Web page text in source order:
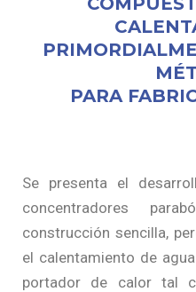
PARA
Se presenta el
concentradores
construcción sencilla,
el calentamiento de
portador de calor tal